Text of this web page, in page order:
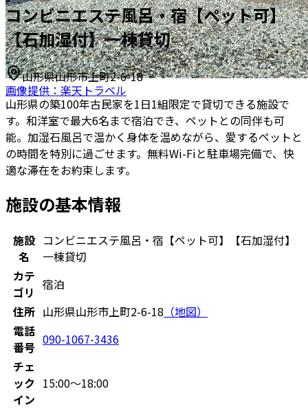
画像提供：楽天トラベル
コンビニエステ風呂・宿【ペット可】
【石加湿付】一棟貸切
山形県山形市上町2-6-18
山形県の築100年古民家を1日1組限定で貸切できる施設で
す。和洋室で最大6名まで宿泊でき、ペットとの同伴も可
能。加湿石風呂で温かく身体を温めながら、愛するペットと
の時間を特別に過ごせます。無料Wi-Fiと駐車場完備で、快
適な滞在をお約束します。
施設の基本情報
施設
名
コンビニエステ風呂・宿【ペット可】【石加湿付】
一棟貸切
カテ
ゴリ 宿泊
住所 山形県山形市上町2-6-18 （地図）
電話
番号 090-1067-3436
チェ
ック
イン
15:00〜18:00